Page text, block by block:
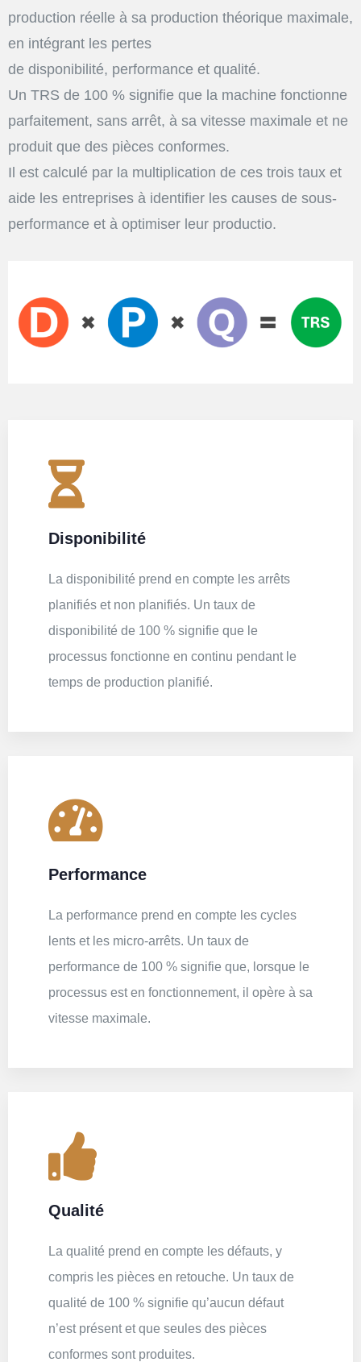
production réelle à sa production théorique maximale,
en intégrant les pertes
de disponibilité, performance et qualité.
Un TRS de 100 % signifie que la machine fonctionne
parfaitement, sans arrêt, à sa vitesse maximale et ne
produit que des pièces conformes.
Il est calculé par la multiplication de ces trois taux et
aide les entreprises à identifier les causes de sous-
performance et à optimiser leur productio.
Disponibilité
La disponibilité prend en compte les arrêts
planifiés et non planifiés. Un taux de
disponibilité de 100 % signifie que le
processus fonctionne en continu pendant le
temps de production planifié.
Performance
La performance prend en compte les cycles
lents et les micro-arrêts. Un taux de
performance de 100 % signifie que, lorsque le
processus est en fonctionnement, il opère à sa
vitesse maximale.
Qualité
La qualité prend en compte les défauts, y
compris les pièces en retouche. Un taux de
qualité de 100 % signifie qu’aucun défaut
n’est présent et que seules des pièces
conformes sont produites.